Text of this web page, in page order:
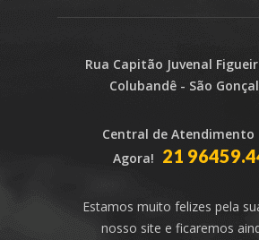
Rua Capitão Juvenal
Colubandê - São
Central de Atendimento
Agora! 21
Estamos muito felizes pela
nosso site e ficaremos